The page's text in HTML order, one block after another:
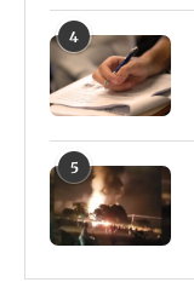
4
5